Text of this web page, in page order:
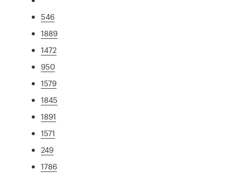
546
1889
1472
950
1579
1845
1891
1571
249
1786